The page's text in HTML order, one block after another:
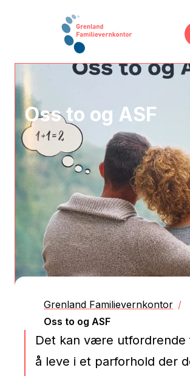
Oss to og ASF
Grenland Familievernkontor /
Oss to og ASF
Det kan være utfordrende
å leve i et parforhold der